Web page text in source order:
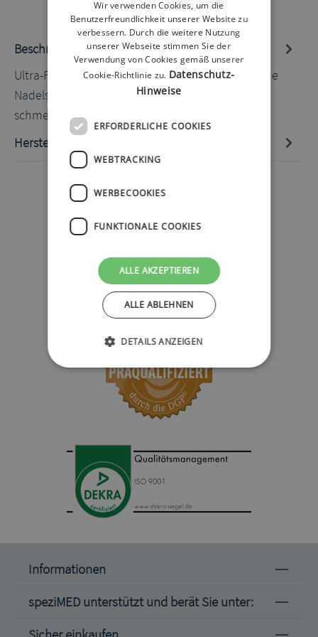
Beschreibung
Ultra-Fine 5 mm 31G 105 Stück 5-fach geschliffene
Nadelspitze für angenehmere und weniger
schmerzhafte Injektionen.1# U…
Hersteller-Informationen
Informationen
speziMED unterstützt und berät Sie unter:
Wir verwenden Cookies, um die
Benutzerfreundlichkeit unserer Website zu
verbessern. Durch die weitere Nutzung
unserer Webseite stimmen Sie der
Verwendung von Cookies gemäß unserer
Cookie-Richtlinie zu. Datenschutz-
Hinweise
ERFORDERLICHE COOKIES
WEBTRACKING
WERBECOOKIES
FUNKTIONALE COOKIES
ALLE AKZEPTIEREN
ALLE ABLEHNEN
DETAILS ANZEIGEN